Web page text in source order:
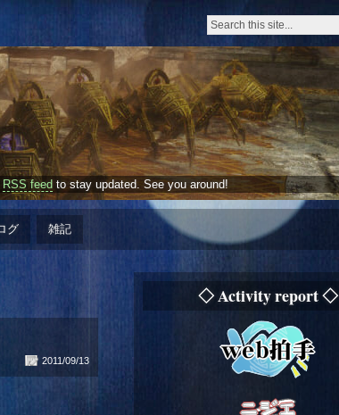
RSS feed to stay updated. See you around!
グ 雑記
2011/09/13
◇ Activity report ◇